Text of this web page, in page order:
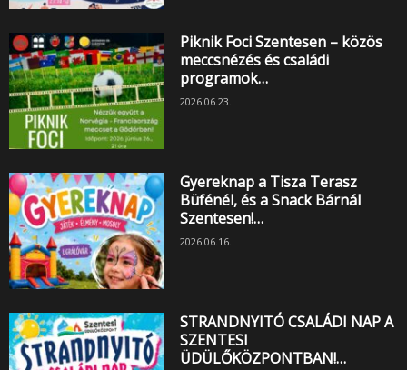
Piknik Foci Szentesen – közös
meccsnézés és családi
programok…
2026.06.23.
Gyereknap a Tisza Terasz
Büfénél, és a Snack Bárnál
Szentesen!…
2026.06.16.
STRANDNYITÓ CSALÁDI NAP A
SZENTESI
ÜDÜLŐKÖZPONTBAN!…